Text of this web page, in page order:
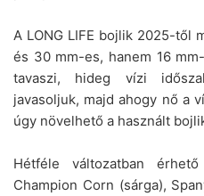
A LONG LIFE bojlik 2025-től
és 30 mm-es, hanem 16
tavaszi, hideg vízi
javasoljuk, majd ahogy nő a
úgy növelhető a használt
Hétféle változatban
Champion Corn (sárga),